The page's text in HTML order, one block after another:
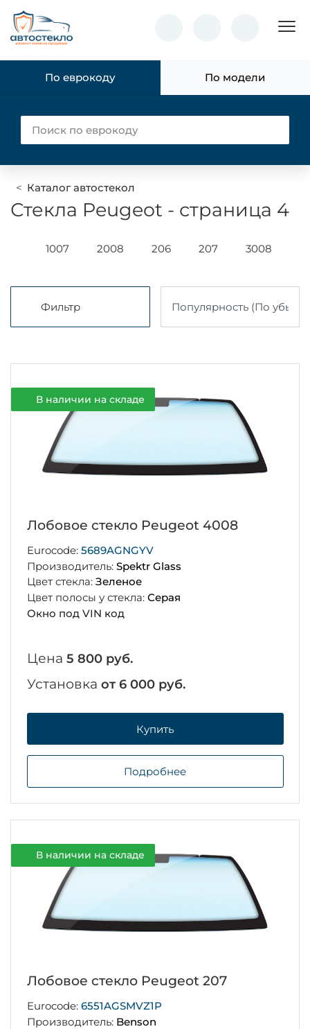
По еврокоду По модели
Каталог автостекол
Стекла Peugeot - страница 4
1007 2008 206 207 3008
Фильтр
В наличии на складе
Лобовое стекло Peugeot 4008
Eurocode: 5689AGNGYV
Производитель: Spektr Glass
Цвет стекла: Зеленое
Цвет полосы у стекла: Серая
Окно под VIN код
Цена 5 800 руб.
Установка от 6 000 руб.
Купить
Подробнее
В наличии на складе
Лобовое стекло Peugeot 207
Eurocode: 6551AGSMVZ1P
Производитель: Benson